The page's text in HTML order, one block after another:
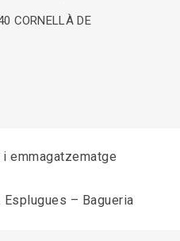
CORNELLÀ DE
emmagatzematge
Esplugues – Bagueria